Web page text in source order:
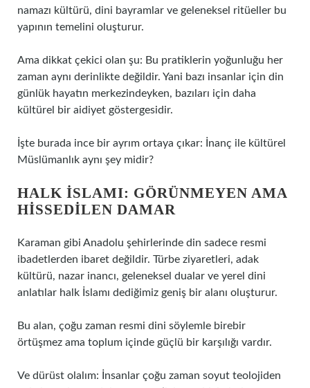
namazı kültürü, dini bayramlar ve geleneksel ritüeller bu
yapının temelini oluşturur.
Ama dikkat çekici olan şu: Bu pratiklerin yoğunluğu her
zaman aynı derinlikte değildir. Yani bazı insanlar için din
günlük hayatın merkezindeyken, bazıları için daha
kültürel bir aidiyet göstergesidir.
İşte burada ince bir ayrım ortaya çıkar: İnanç ile kültürel
Müslümanlık aynı şey midir?
HALK İSLAMI: GÖRÜNMEYEN AMA
HISSEDILEN DAMAR
Karaman gibi Anadolu şehirlerinde din sadece resmi
ibadetlerden ibaret değildir. Türbe ziyaretleri, adak
kültürü, nazar inancı, geleneksel dualar ve yerel dini
anlatılar halk İslamı dediğimiz geniş bir alanı oluşturur.
Bu alan, çoğu zaman resmi dini söylemle birebir
örtüşmez ama toplum içinde güçlü bir karşılığı vardır.
Ve dürüst olalım: İnsanlar çoğu zaman soyut teolojiden